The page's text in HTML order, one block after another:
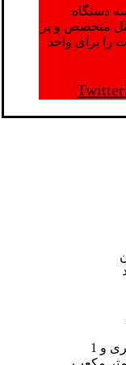
دستگاه
در کنار پرسنل متخصص و پر
را برای واحد
Twitter
3 دستگاه بچینگ لیپهر(2دستگاه 1متری و 1